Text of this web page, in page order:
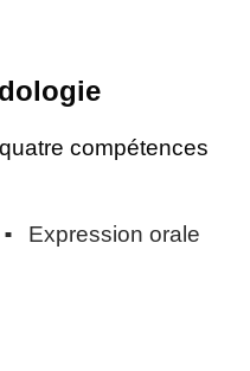
compétences
Expression orale